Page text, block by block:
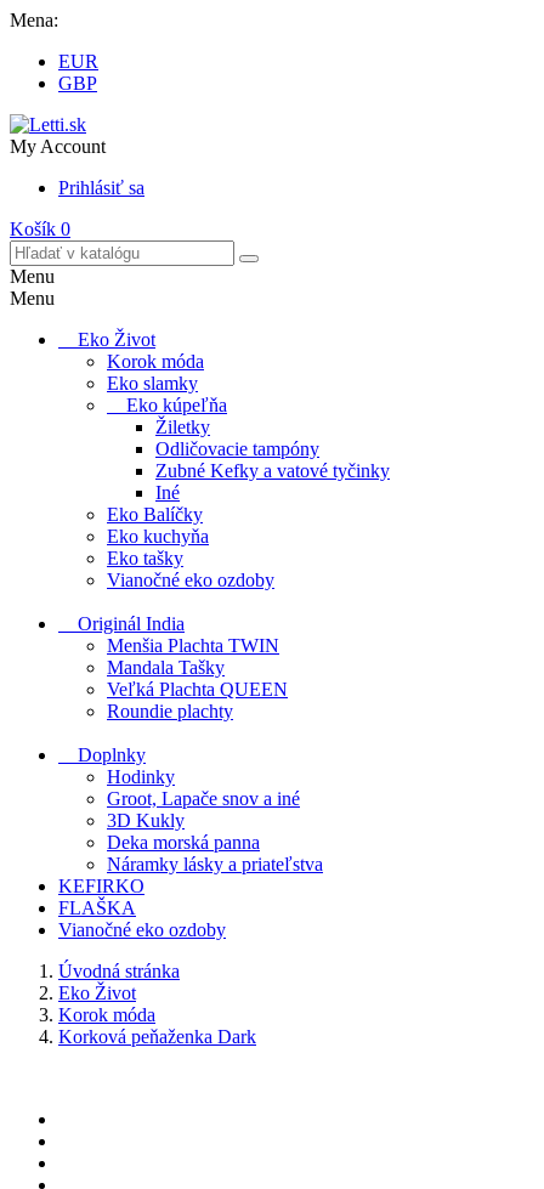
Mena:
EUR
GBP
My Account
Prihlásiť sa
Košík 0
Menu
Menu
Eko Život
Korok móda
Eko slamky
Eko kúpeľňa
Žiletky
Odličovacie tampóny
Zubné Kefky a vatové tyčinky
Iné
Eko Balíčky
Eko kuchyňa
Eko tašky
Vianočné eko ozdoby
Originál India
Menšia Plachta TWIN
Mandala Tašky
Veľká Plachta QUEEN
Roundie plachty
Doplnky
Hodinky
Groot, Lapače snov a iné
3D Kukly
Deka morská panna
Náramky lásky a priateľstva
KEFIRKO
FLAŠKA
Vianočné eko ozdoby
Úvodná stránka
Eko Život
Korok móda
Korková peňaženka Dark